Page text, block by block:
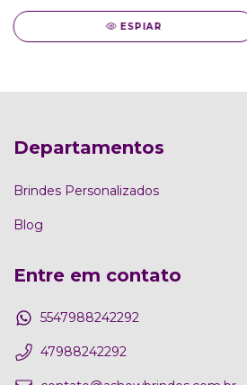
ESPIAR
Departamentos
Brindes Personalizados
Blog
Entre em contato
5547988242292
47988242292